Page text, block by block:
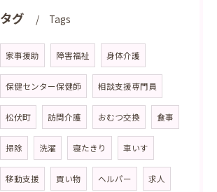
タグ Tags
家事援助 障害福祉 身体介護
保健センター保健師 相談支援専門員
松伏町 訪問介護 おむつ交換 食事
掃除 洗濯 寝たきり 車いす
移動支援 買い物 ヘルパー 求人